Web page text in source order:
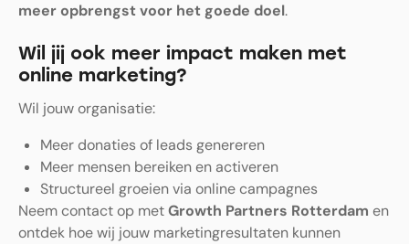
meer opbrengst voor het goede doel.
Wil jij ook meer impact maken met
online marketing?
Wil jouw organisatie:
Meer donaties of leads genereren
Meer mensen bereiken en activeren
Structureel groeien via online campagnes
Neem contact op metGrowth Partners Rotterdam en
ontdek hoe wij jouw marketingresultaten kunnen